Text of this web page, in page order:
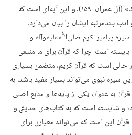
غلیظ القلب لانفضوا من حولک» (آل عمران: ۱۵۹). و این آیه‌ای است که
بلندمرتبه ایشان را بیان می‌دارد.
سیره پیامبر اکرم صلی‌ﷲ‌علیه‌وآله و
است، چرا که قرآن برای ما منبعی
حالی است که قرآن کریم، متضمن بسیاری
سیره نبوی می‌تواند بسیار مفید باشد، به
به عنوان یکی از پایه‌ها و منابع اصلی
و شایسته است که به کتاب‌های حدیثی و
این است که می‌تواند معیاری برای